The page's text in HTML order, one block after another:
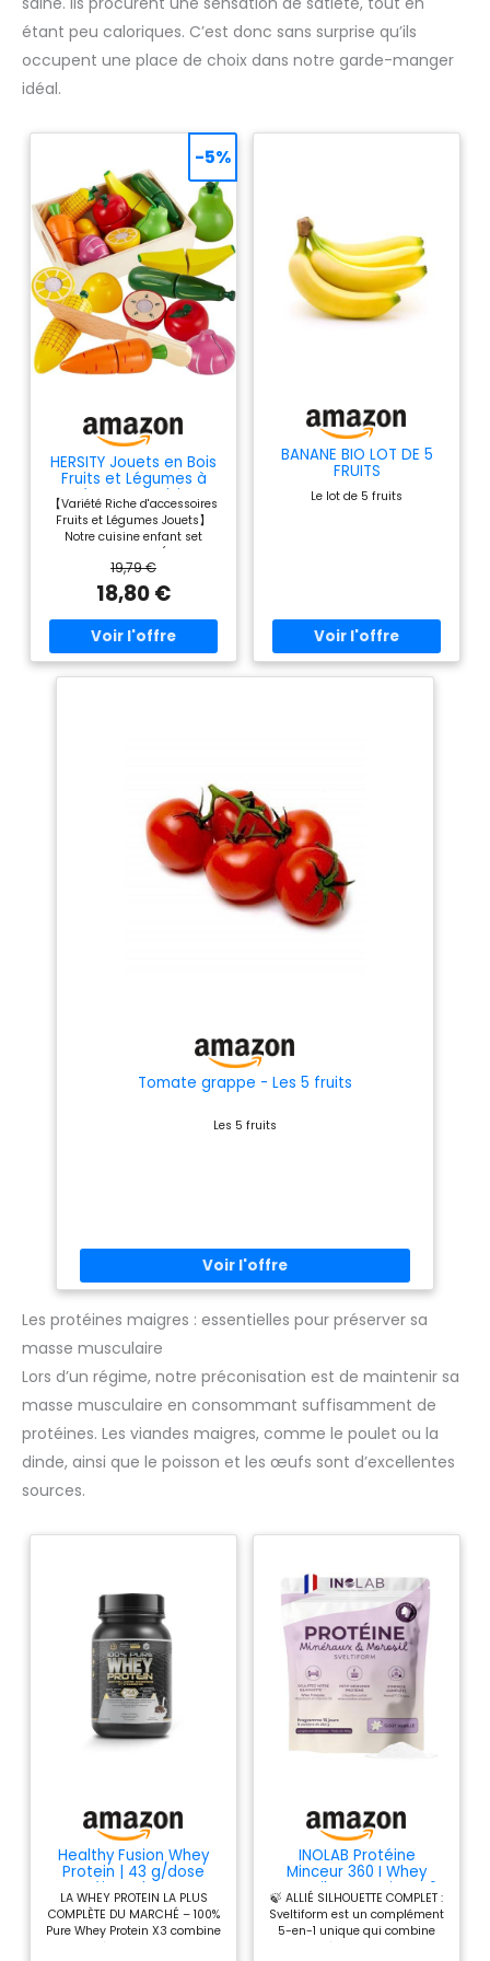
étant peu caloriques. C’est donc sans surprise qu’ils
occupent une place de choix dans notre garde-manger
idéal.
HERSITY Jouets en Bois
Fruits et Légumes à
Découper Cuisine
Enfant 18 Mois+
【Variété Riche d'accessoires
Fruits et Légumes Jouets】
Notre cuisine enfant set
comprend 4 fruits (pomme,
poire, banane, citron) et 4
légumes (carotte, maïs,
poivron vert, oignon), 1 couteau
et 1 boîte de rangement (18 x
4,3 x 12,5cm). 【Enfants Jeu
d'imitation Jeux Amusants】
Les jouets en bois en forme de
plusieurs fois, il est très solide
et durable, profitez du plaisir
des jeux de cuisine pour les
enfants. 【Haute Qualité
Éducatif Jouet Enfant】Bonne
fabrication, grande variété,
sans bavure, ne blesse pas les
mains des enfants. Nos sets
d'un couteau, les enfants
peuvent observer de près
l'apparence et la couleur des
fruits et des légumes. Le jouet
Halloween, Noël, Journée des
enfants pour les bébé de plus
de 18 mois. Ajoutez du plaisir
de votre garçon fille.
19,79 €
18,80 €
-5%
BANANE BIO LOT DE 5
FRUITS
Le lot de 5 fruits
Tomate grappe - Les 5 fruits
Les 5 fruits
Les protéines maigres : essentielles pour préserver sa
masse musculaire
Lors d’un régime, notre préconisation est de maintenir sa
masse musculaire en consommant suffisamment de
protéines. Les viandes maigres, comme le poulet ou la
dinde, ainsi que le poisson et les œufs sont d’excellentes
sources.
Healthy Fusion Whey
Protein | 43 g/dose
Protéine Whey Pure
avec Collagène,
Magnésium et Vitamine
B6 | Augmente la
LA WHEY PROTEIN LA PLUS
COMPLÈTE DU MARCHÉ – 100%
Pure Whey Protein X3 combine
une protéine ultra pure avec
INOLAB Protéine
Minceur 360 I Whey
Morosil Magnesium B6
Chrome Acérola
🍃 ALLIÉ SILHOUETTE COMPLET :
Sveltiform est un complément
5-en-1 unique qui combine
des protéines savoureuses